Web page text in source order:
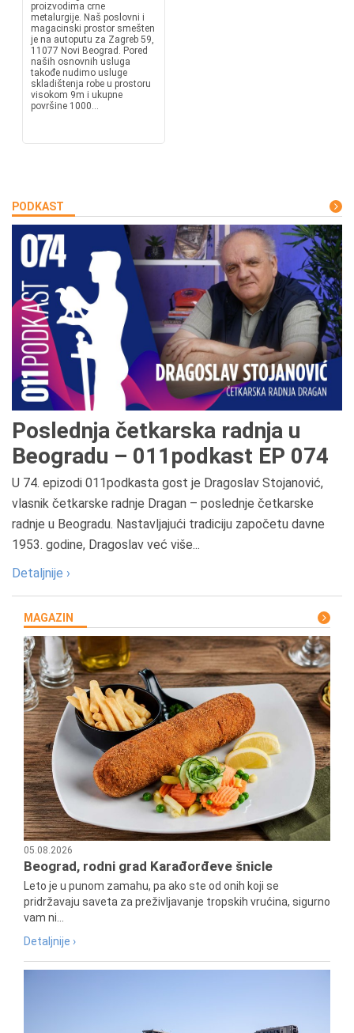
proizvodima crne
metalurgije. Naš poslovni i
magacinski prostor smešten
je na autoputu za Zagreb 59,
11077 Novi Beograd. Pored
naših osnovnih usluga
takođe nudimo usluge
skladištenja robe u prostoru
visokom 9m i ukupne
površine 1000...
PODKAST
Poslednja četkarska radnja u
Beogradu – 011podkast EP 074
U 74. epizodi 011podkasta gost je Dragoslav Stojanović,
vlasnik četkarske radnje Dragan – poslednje četkarske
radnje u Beogradu. Nastavljajući tradiciju započetu davne
1953. godine, Dragoslav već više...
Detaljnije ›
MAGAZIN
05.08.2026
Beograd, rodni grad Karađorđeve šnicle
Leto je u punom zamahu, pa ako ste od onih koji se
pridržavaju saveta za preživljavanje tropskih vrućina, sigurno
vam ni...
Detaljnije ›